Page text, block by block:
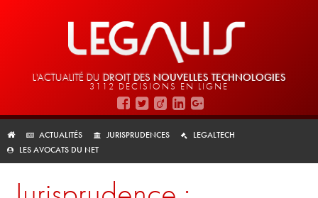
L'ACTUALITÉ DU DROIT DES NOUVELLES TECHNOLOGIES
3112 DÉCISIONS EN LIGNE
ACTUALITÉS JURISPRUDENCES
LEGALTECH
LES AVOCATS DU NET